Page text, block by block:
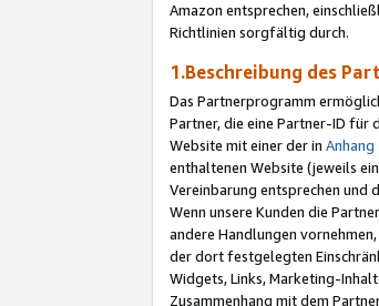
Amazon entsprechen,
Richtlinien sorgfältig durch.
1.Beschreibung des
Das Partnerprogramm
Partner, die eine Partner-ID für
Website mit einer der in Anhang
enthaltenen Website (jeweils
Vereinbarung entsprechen und
Wenn unsere Kunden die
andere Handlungen
der dort festgelegten
Widgets, Links, Marketing-
Zusammenhang mit dem